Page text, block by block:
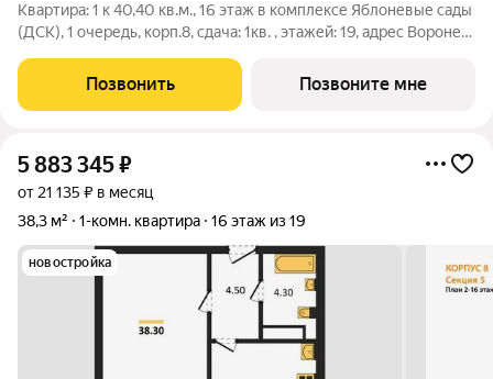
Квартира: 1 к 40,40 кв.м., 16 этаж в комплексе Яблоневые сады
(ДСК), 1 очередь, корп.8, сдача: 1кв. , этажей: 19, адрес Воронеж
Позвонить Позвоните мне
5 883 345₽
от 21 135 ₽ в месяц
38,3 м²
1-комн. квартира 16 этаж из 19
новостройка